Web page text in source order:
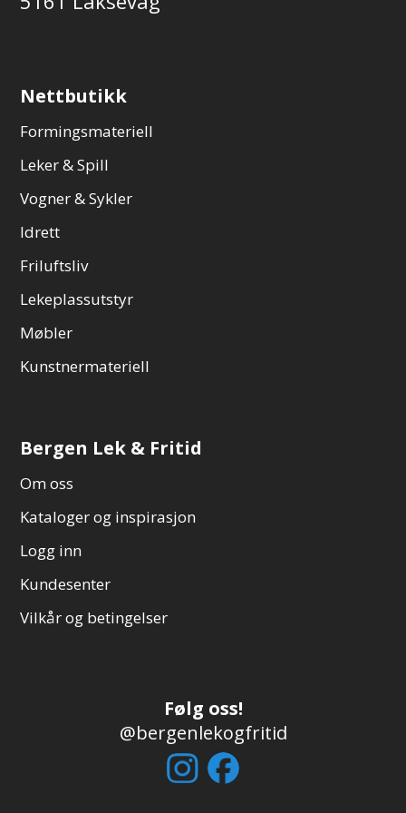
Nettbutikk
Formingsmateriell
Leker & Spill
Vogner & Sykler
Idrett
Friluftsliv
Lekeplassutstyr
Møbler
Kunstnermateriell
Bergen Lek & Fritid
Om oss
Kataloger og inspirasjon
Logg inn
Kundesenter
Vilkår og betingelser
Følg oss!
@bergenlekogfritid